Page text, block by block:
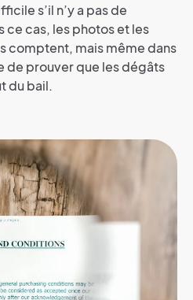
s’il n’y a pas de
ce cas, les photos et les
comptent, mais même dans
de prouver que les dégâts
du bail.